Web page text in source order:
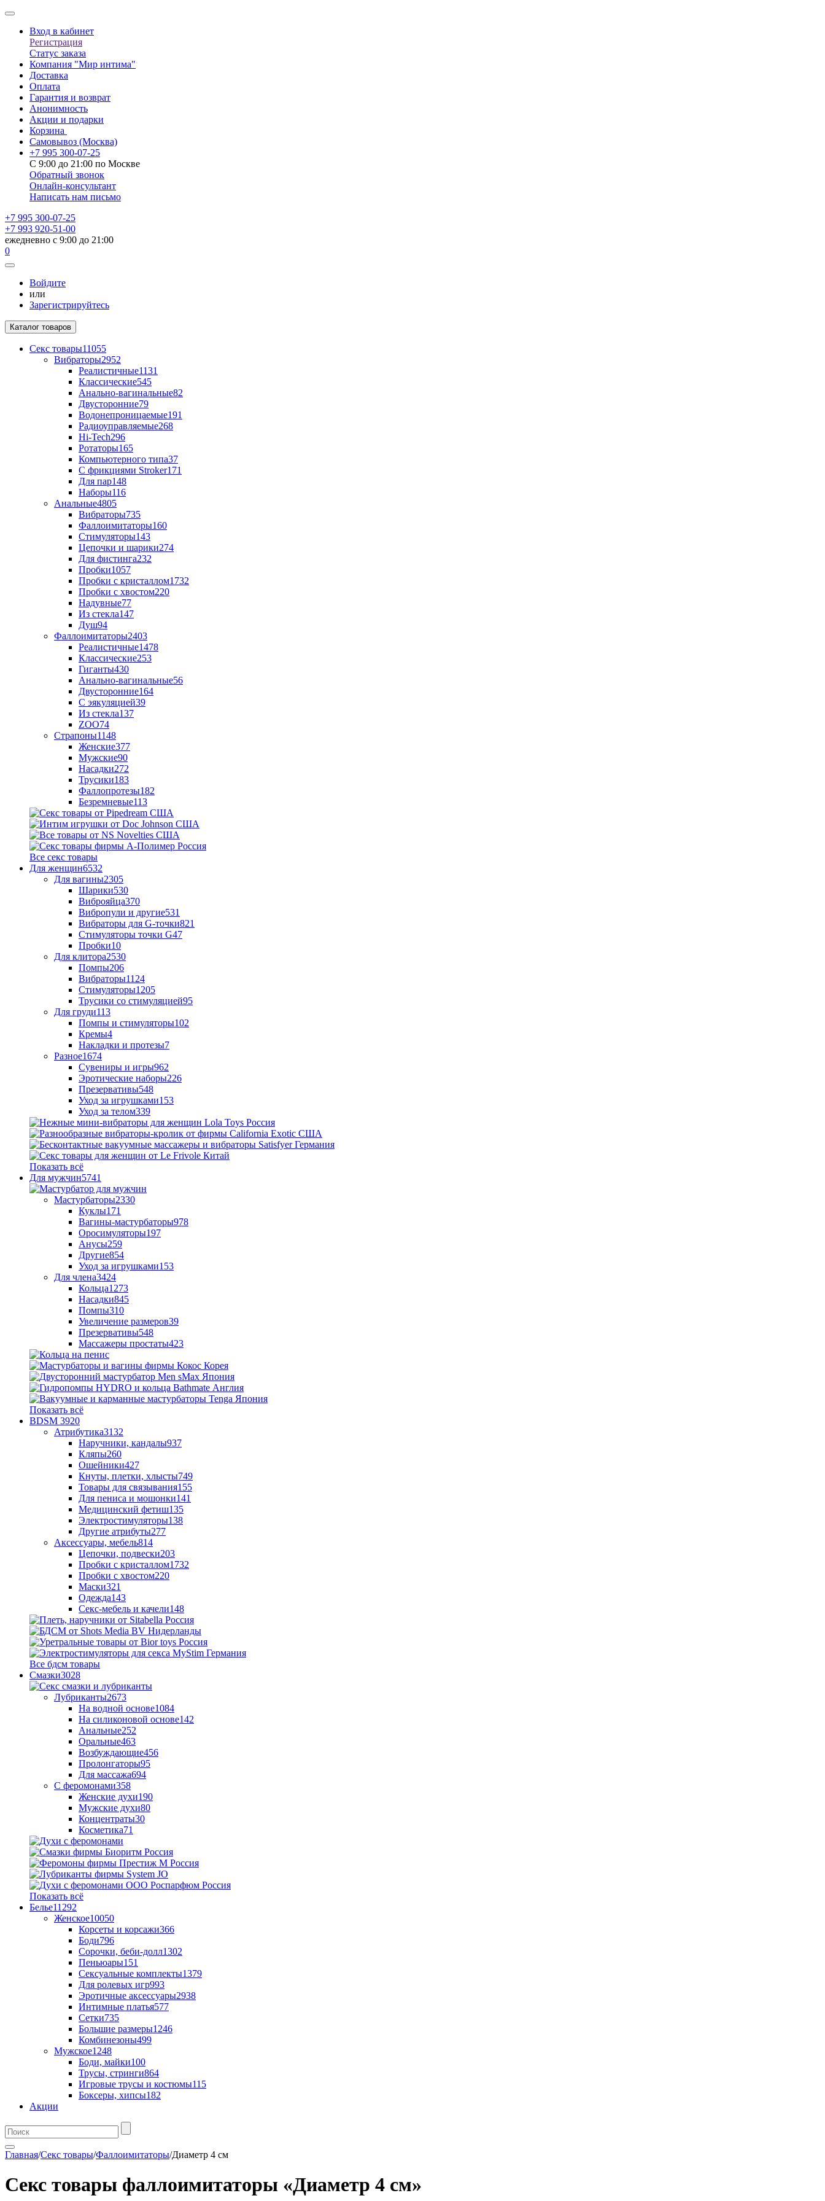
Вход в кабинет
Регистрация
Статус заказа
Компания "Мир интима"
Доставка
Оплата
Гарантия и возврат
Анонимность
Акции и подарки
Корзина
Самовывоз (Москва)
+7 995 300-07-25
С 9:00 до 21:00 по Москве
Обратный звонок
Онлайн-консультант
Написать нам письмо
+7 995 300-07-25
+7 993 920-51-00
ежедневно с 9:00 до 21:00
0
Войдите
или
Зарегистрируйтесь
Каталог товаров
Секс товары11055
Вибраторы2952
Реалистичные1131
Классические545
Анально-вагинальные82
Двусторонние79
Водонепроницаемые191
Радиоуправляемые268
Hi-Tech296
Ротаторы165
Компьютерного типа37
С фрикциями Stroker171
Для пар148
Наборы116
Анальные4805
Вибраторы735
Фаллоимитаторы160
Стимуляторы143
Цепочки и шарики274
Для фистинга232
Пробки1057
Пробки с кристаллом1732
Пробки с хвостом220
Надувные77
Из стекла147
Душ94
Фаллоимитаторы2403
Реалистичные1478
Классические253
Гиганты430
Анально-вагинальные56
Двусторонние164
С эякуляцией39
Из стекла137
ZOO74
Страпоны1148
Женские377
Мужские90
Насадки272
Трусики183
Фаллопротезы182
Безремневые113
Все секс товары
Для женщин6532
Для вагины2305
Шарики530
Виброяйца370
Вибропули и другие531
Вибраторы для G-точки821
Стимуляторы точки G47
Пробки10
Для клитора2530
Помпы206
Вибраторы1124
Стимуляторы1205
Трусики со стимуляцией95
Для груди113
Помпы и стимуляторы102
Кремы4
Накладки и протезы7
Разное1674
Сувениры и игры962
Эротические наборы226
Презервативы548
Уход за игрушками153
Уход за телом339
Показать всё
Для мужчин5741
Мастурбаторы2330
Куклы171
Вагины-мастурбаторы978
Оросимуляторы197
Анусы259
Другие854
Уход за игрушками153
Для члена3424
Кольца1273
Насадки845
Помпы310
Увеличение размеров39
Презервативы548
Массажеры простаты423
Показать всё
BDSM 3920
Атрибутика3132
Наручники, кандалы937
Кляпы260
Ошейники427
Кнуты, плетки, хлысты749
Товары для связывания155
Для пениса и мошонки141
Медицинский фетиш135
Электростимуляторы138
Другие атрибуты277
Аксессуары, мебель814
Цепочки, подвески203
Пробки с кристаллом1732
Пробки с хвостом220
Маски321
Одежда143
Секс-мебель и качели148
Все бдсм товары
Смазки3028
Лубриканты2673
На водной основе1084
На силиконовой основе142
Анальные252
Оральные463
Возбуждающие456
Пролонгаторы95
Для массажа694
С феромонами358
Женские духи190
Мужские духи80
Концентраты30
Косметика71
Показать всё
Белье11292
Женское10050
Корсеты и корсажи366
Боди796
Сорочки, беби-долл1302
Пеньюары151
Сексуальные комплекты1379
Для ролевых игр993
Эротичные аксессуары2938
Интимные платья577
Сетки735
Большие размеры1246
Комбинезоны499
Мужское1248
Боди, майки100
Трусы, стринги864
Игровые трусы и костюмы115
Боксеры, хипсы182
Акции
Главная/Секс товары/Фаллоимитаторы/Диаметр 4 см
Секс товары фаллоимитаторы «Диаметр 4 см»